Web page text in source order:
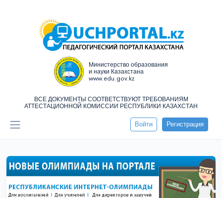
Министерство образования
и науки Казахстана
www.edu.gov.kz
ВСЕ ДОКУМЕНТЫ СООТВЕТСТВУЮТ ТРЕБОВАНИЯМ
АТТЕСТАЦИОННОЙ КОМИССИИ РЕСПУБЛИКИ КАЗАХСТАН
Войти Регистрация